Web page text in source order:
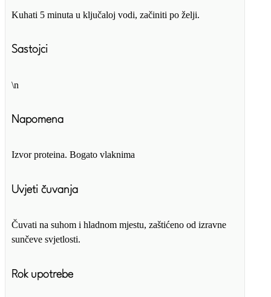
Kuhati 5 minuta u ključaloj vodi, začiniti po želji.
Sastojci
\n
Napomena
Izvor proteina. Bogato vlaknima
Uvjeti čuvanja
Čuvati na suhom i hladnom mjestu, zaštićeno od izravne
sunčeve svjetlosti.
Rok upotrebe